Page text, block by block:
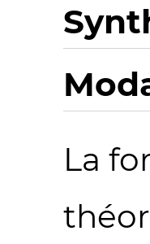
La